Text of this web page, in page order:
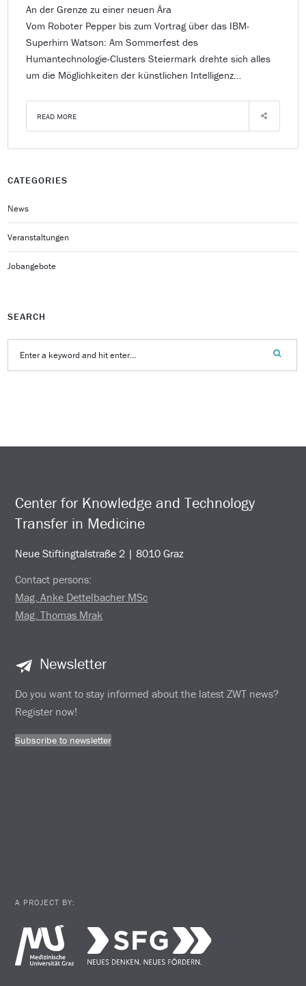
An der Grenze zu einer neuen Ära
Vom Roboter Pepper bis zum Vortrag über das IBM-
Superhirn Watson: Am Sommerfest des
Humantechnologie-Clusters Steiermark drehte sich alles
um die Möglichkeiten der künstlichen Intelligenz…
READ MORE
CATEGORIES
News
Veranstaltungen
Jobangebote
SEARCH
Center for Knowledge and Technology
Transfer in Medicine
Neue Stiftingtalstraße 2 | 8010 Graz
Contact persons:
Mag. Anke Dettelbacher MSc
Mag. Thomas Mrak
Newsletter
Do you want to stay informed about the latest ZWT news?
Register now!
Subscribe to newsletter
A PROJECT BY: